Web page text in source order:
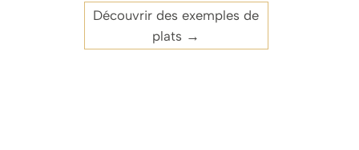
Découvrir des exemples de
plats →